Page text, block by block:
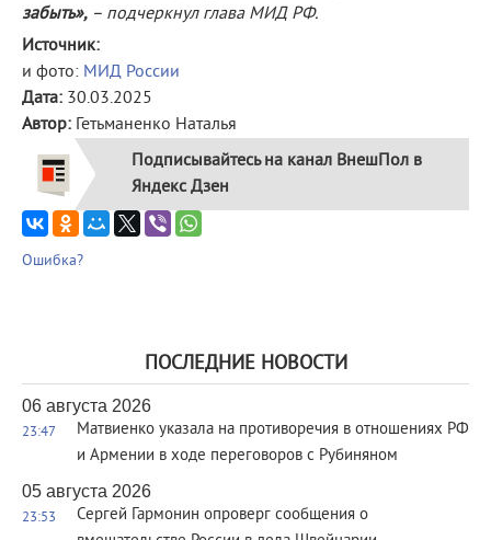
забыть», – подчеркнул глава МИД РФ.
Источник:
и фото: МИД России
Дата: 30.03.2025
Автор: Гетьманенко Наталья
Подписывайтесь на канал ВнешПол в
Яндекс Дзен
Ошибка?
ПОСЛЕДНИЕ НОВОСТИ
06 августа 2026
23:47
Матвиенко указала на противоречия в отношениях РФ
и Армении в ходе переговоров с Рубиняном
05 августа 2026
23:53
Сергей Гармонин опроверг сообщения о